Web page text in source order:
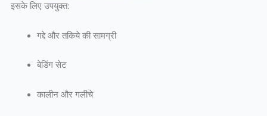
इसके लिए उपयुक्त:
गद्दे और तकिये की सामग्री
बेडिंग सेट
कालीन और गलीचे